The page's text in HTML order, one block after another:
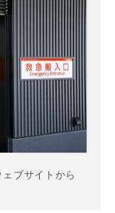
ブサイトから